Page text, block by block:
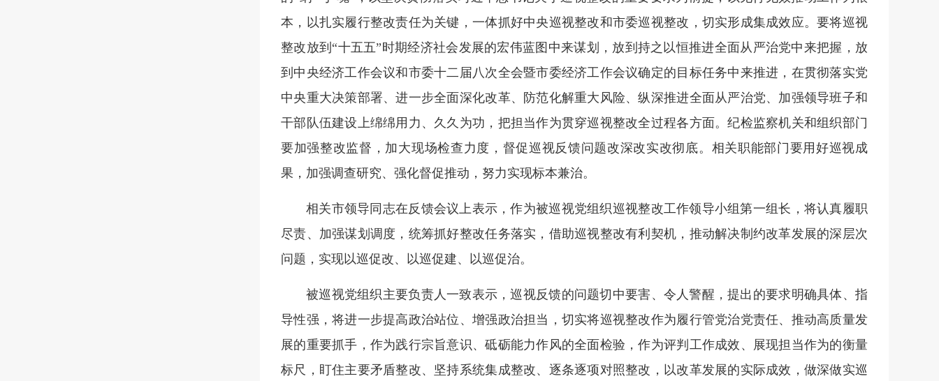
本，以扎实履行整改责任为关键，一体抓好中央巡视整改和市委巡视整改，切实形成集成效应。要将巡视
整改放到“十五五”时期经济社会发展的宏伟蓝图中来谋划，放到持之以恒推进全面从严治党中来把握，放
到中央经济工作会议和市委十二届八次全会暨市委经济工作会议确定的目标任务中来推进，在贯彻落实党
中央重大决策部署、进一步全面深化改革、防范化解重大风险、纵深推进全面从严治党、加强领导班子和
干部队伍建设上绵绵用力、久久为功，把担当作为贯穿巡视整改全过程各方面。纪检监察机关和组织部门
要加强整改监督，加大现场检查力度，督促巡视反馈问题改深改实改彻底。相关职能部门要用好巡视成
果，加强调查研究、强化督促推动，努力实现标本兼治。
相关市领导同志在反馈会议上表示，作为被巡视党组织巡视整改工作领导小组第一组长，将认真履职
尽责、加强谋划调度，统筹抓好整改任务落实，借助巡视整改有利契机，推动解决制约改革发展的深层次
问题，实现以巡促改、以巡促建、以巡促治。
被巡视党组织主要负责人一致表示，巡视反馈的问题切中要害、令人警醒，提出的要求明确具体、指
导性强，将进一步提高政治站位、增强政治担当，切实将巡视整改作为履行管党治党责任、推动高质量发
展的重要抓手，作为践行宗旨意识、砥砺能力作风的全面检验，作为评判工作成效、展现担当作为的衡量
标尺，盯住主要矛盾整改、坚持系统集成整改、逐条逐项对照整改，以改革发展的实际成效，做深做实巡